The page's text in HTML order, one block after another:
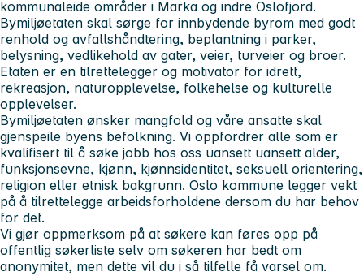
kommunaleide områder i Marka og indre Oslofjord.
Bymiljøetaten skal sørge for innbydende byrom med godt
renhold og avfallshåndtering, beplantning i parker,
belysning, vedlikehold av gater, veier, turveier og broer.
Etaten er en tilrettelegger og motivator for idrett,
rekreasjon, naturopplevelse, folkehelse og kulturelle
opplevelser.
Bymiljøetaten ønsker mangfold og våre ansatte skal
gjenspeile byens befolkning. Vi oppfordrer alle som er
kvalifisert til å søke jobb hos oss uansett uansett alder,
funksjonsevne, kjønn, kjønnsidentitet, seksuell orientering,
religion eller etnisk bakgrunn. Oslo kommune legger vekt
på å tilrettelegge arbeidsforholdene dersom du har behov
for det.
Vi gjør oppmerksom på at søkere kan føres opp på
offentlig søkerliste selv om søkeren har bedt om
anonymitet, men dette vil du i så tilfelle få varsel om.